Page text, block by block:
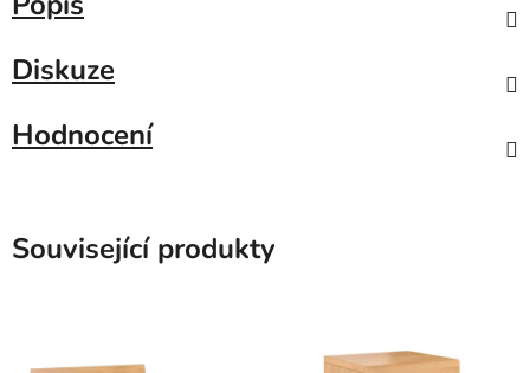
Diskuze
Hodnocení
Související produkty